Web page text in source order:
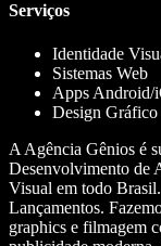
Serviços
Identidade
Sistemas Web
Apps Android/
Design Gráfico
A Agência Gênios é
Desenvolvimento de
Visual em todo
Lançamentos.
graphics e filmagem